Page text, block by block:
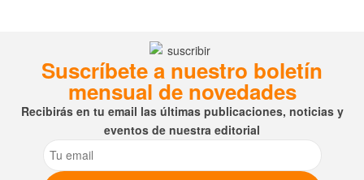
Suscríbete a nuestro boletín
mensual de novedades
Recibirás en tu email las últimas publicaciones, noticias y
eventos de nuestra editorial
Email